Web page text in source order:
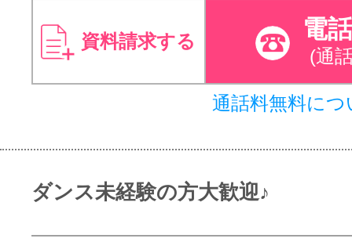
資料請求する 電
(通
通話料無料につ
ダンス未経験の方大歓迎♪